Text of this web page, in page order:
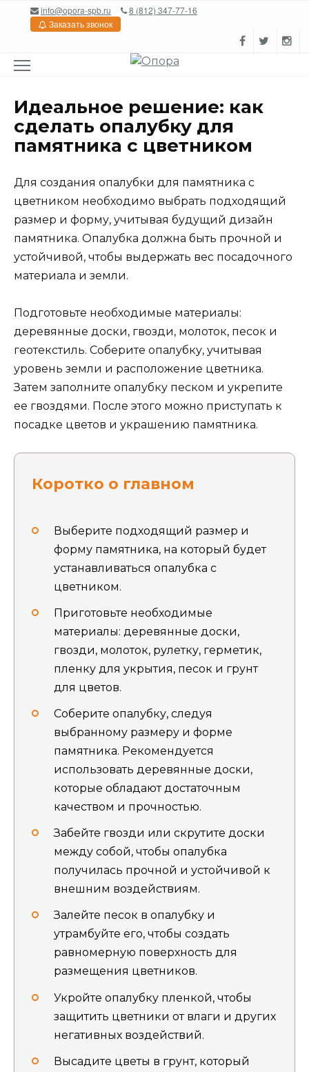
Перейтиinfo@opora-spb.ru
8 (812) 347-77-16
Заказать звонок
Идеальное решение: как
сделать опалубку для
памятника с цветником
Для создания опалубки для памятника с
цветником необходимо выбрать подходящий
размер и форму, учитывая будущий дизайн
памятника. Опалубка должна быть прочной и
устойчивой, чтобы выдержать вес посадочного
материала и земли.
Подготовьте необходимые материалы:
деревянные доски, гвозди, молоток, песок и
геотекстиль. Соберите опалубку, учитывая
уровень земли и расположение цветника.
Затем заполните опалубку песком и укрепите
ее гвоздями. После этого можно приступать к
посадке цветов и украшению памятника.
Коротко о главном
Выберите подходящий размер и
форму памятника, на который будет
устанавливаться опалубка с
цветником.
Приготовьте необходимые
материалы: деревянные доски,
гвозди, молоток, рулетку, герметик,
пленку для укрытия, песок и грунт
для цветов.
Соберите опалубку, следуя
выбранному размеру и форме
памятника. Рекомендуется
использовать деревянные доски,
которые обладают достаточным
качеством и прочностью.
Забейте гвозди или скрутите доски
между собой, чтобы опалубка
получилась прочной и устойчивой к
внешним воздействиям.
Залейте песок в опалубку и
утрамбуйте его, чтобы создать
равномерную поверхность для
размещения цветников.
Укройте опалубку пленкой, чтобы
защитить цветники от влаги и других
негативных воздействий.
Высадите цветы в грунт, который